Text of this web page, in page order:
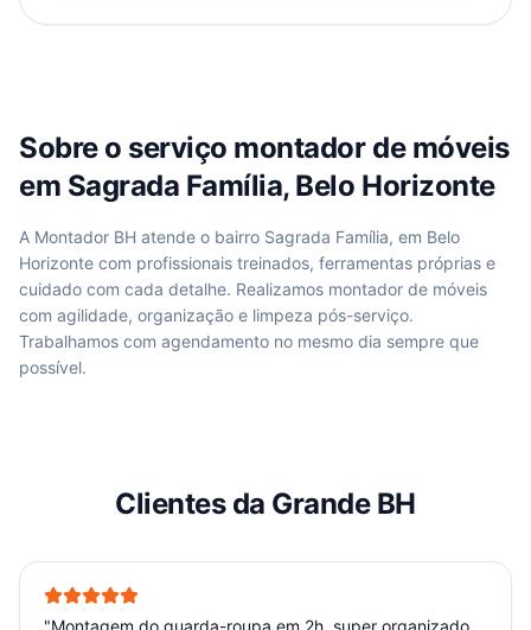
Sobre o serviço montador de móveis
em Sagrada Família, Belo Horizonte
A Montador BH atende o bairro Sagrada Família, em Belo
Horizonte com profissionais treinados, ferramentas próprias e
cuidado com cada detalhe. Realizamos montador de móveis
com agilidade, organização e limpeza pós-serviço.
Trabalhamos com agendamento no mesmo dia sempre que
possível.
Clientes da Grande BH
"Montagem do guarda-roupa em 2h, super organizado.